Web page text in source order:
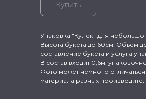
Купить
Упаковка "Кулёк" для
Высота букета до 60см. Объём
составление букета и услуга
В состав входит 0,6м.
Фото может немного отличаться
материала разных